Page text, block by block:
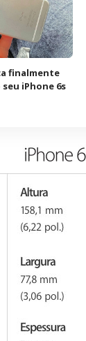
finalmente
iPhone 6s